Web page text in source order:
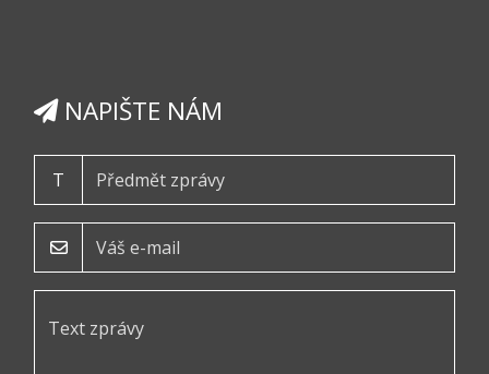
NAPIŠTE NÁM
T